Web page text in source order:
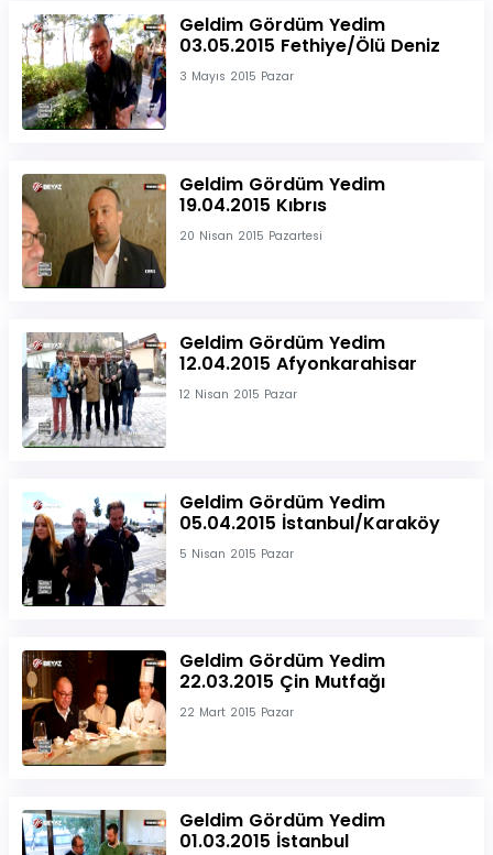
Geldim Gördüm Yedim
03.05.2015 Fethiye/Ölü Deniz
3 Mayıs 2015 Pazar
Geldim Gördüm Yedim
19.04.2015 Kıbrıs
20 Nisan 2015 Pazartesi
Geldim Gördüm Yedim
12.04.2015 Afyonkarahisar
12 Nisan 2015 Pazar
Geldim Gördüm Yedim
05.04.2015 İstanbul/Karaköy
5 Nisan 2015 Pazar
Geldim Gördüm Yedim
22.03.2015 Çin Mutfağı
22 Mart 2015 Pazar
Geldim Gördüm Yedim
01.03.2015 İstanbul